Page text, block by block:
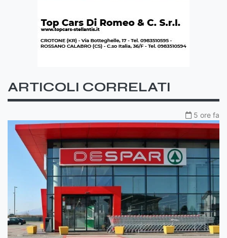
ARTICOLI CORRELATI
5 ore fa